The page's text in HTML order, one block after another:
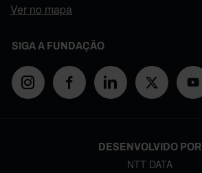
Ver no mapa
SIGA A FUNDAÇÃO
DESENVOLVIDO POR
NTT DATA